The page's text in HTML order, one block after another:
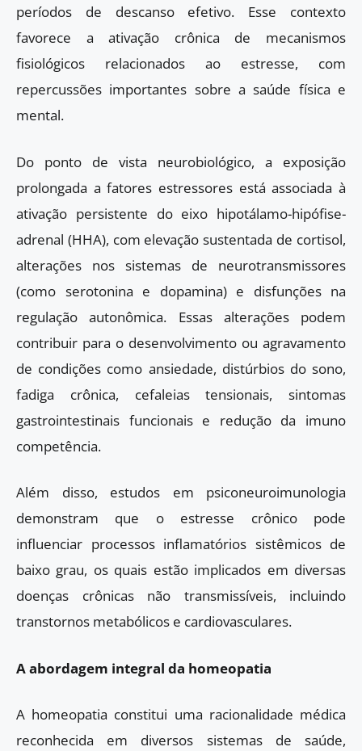
períodos de descanso efetivo. Esse contexto
favorece a ativação crônica de mecanismos
fisiológicos relacionados ao estresse, com
repercussões importantes sobre a saúde física e
mental.
Do ponto de vista neurobiológico, a exposição
prolongada a fatores estressores está associada à
ativação persistente do eixo hipotálamo-hipófise-
adrenal (HHA), com elevação sustentada de cortisol,
alterações nos sistemas de neurotransmissores
(como serotonina e dopamina) e disfunções na
regulação autonômica. Essas alterações podem
contribuir para o desenvolvimento ou agravamento
de condições como ansiedade, distúrbios do sono,
fadiga crônica, cefaleias tensionais, sintomas
gastrointestinais funcionais e redução da imuno
competência.
Além disso, estudos em psiconeuroimunologia
demonstram que o estresse crônico pode
influenciar processos inflamatórios sistêmicos de
baixo grau, os quais estão implicados em diversas
doenças crônicas não transmissíveis, incluindo
transtornos metabólicos e cardiovasculares.
A abordagem integral da homeopatia
A homeopatia constitui uma racionalidade médica
reconhecida em diversos sistemas de saúde,